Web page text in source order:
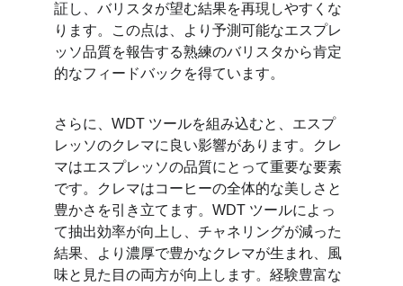
証し、バリスタが望む結果を再現しやすくな
ります。この点は、より予測可能なエスプレ
ッソ品質を報告する熟練のバリスタから肯定
的なフィードバックを得ています。
さらに、WDT ツールを組み込むと、エスプ
レッソのクレマに良い影響があります。クレ
マはエスプレッソの品質にとって重要な要素
です。クレマはコーヒーの全体的な美しさと
豊かさを引き立てます。WDT ツールによっ
て抽出効率が向上し、チャネリングが減った
結果、より濃厚で豊かなクレマが生まれ、風
味と見た目の両方が向上します。経験豊富な